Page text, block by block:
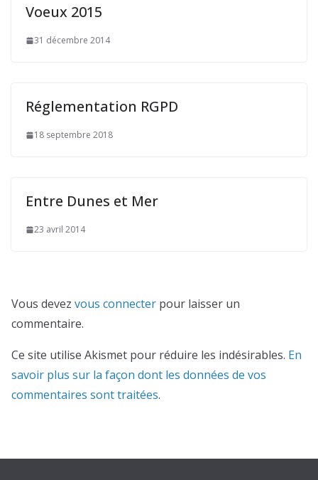
Voeux 2015
31 décembre 2014
Réglementation RGPD
18 septembre 2018
Entre Dunes et Mer
23 avril 2014
Vous devez vous connecter pour laisser un
commentaire.
Ce site utilise Akismet pour réduire les indésirables. En
savoir plus sur la façon dont les données de vos
commentaires sont traitées.